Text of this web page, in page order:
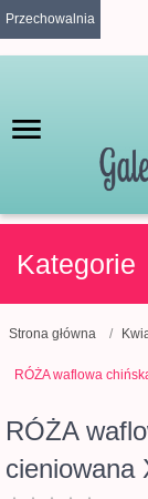
Przechowalnia
Kategorie
Strona główna
RÓŻA waflowa
RÓŻA
cieniowana